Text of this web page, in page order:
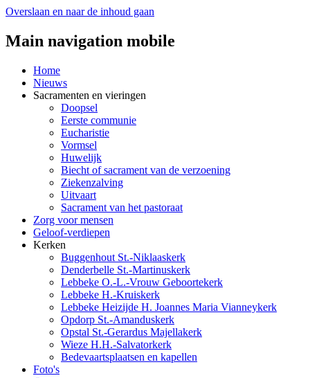
Overslaan en naar de inhoud gaan
Main navigation mobile
Home
Nieuws
Sacramenten en vieringen
Doopsel
Eerste communie
Eucharistie
Vormsel
Huwelijk
Biecht of sacrament van de verzoening
Ziekenzalving
Uitvaart
Sacrament van het pastoraat
Zorg voor mensen
Geloof-verdiepen
Kerken
Buggenhout St.-Niklaaskerk
Denderbelle St.-Martinuskerk
Lebbeke O.-L.-Vrouw Geboortekerk
Lebbeke H.-Kruiskerk
Lebbeke Heizijde H. Joannes Maria Vianneykerk
Opdorp St.-Amanduskerk
Opstal St.-Gerardus Majellakerk
Wieze H.H.-Salvatorkerk
Bedevaartsplaatsen en kapellen
Foto's